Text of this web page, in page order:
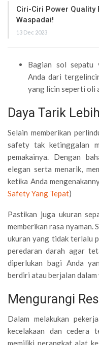
Ciri-Ciri Power Quality
Waspadai!
13 Dec 2023
Bagian sol sepatu
Anda dari
yang licin seperti oli
Daya Tarik
Selain memberikan
safety tak ketinggalan
pemakainya. Dengan
elegan serta menarik,
ketika Anda
Safety Yang Tepat)
Pastikan juga ukuran
memberikan rasa nyaman.
ukuran yang tidak terlalu
peredaran darah agar
diperlukan bagi Anda
berdiri atau berjalan dalam
Mengurangi
Dalam melakukan
kecelakaan dan cedera
memiliki perangkat alat